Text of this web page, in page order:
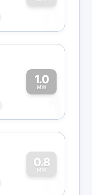
0
1.0
MW
1
0.8
MW
0